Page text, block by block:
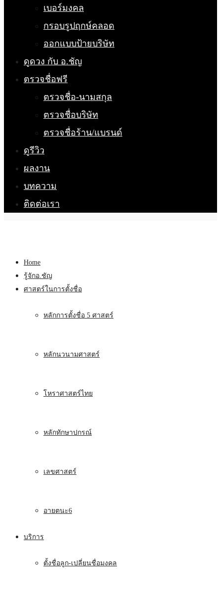
เบอร์มงคล
กรอบรูปฤกษ์คลอด
ออกแบบป้ายบริษัท
ดูดวง กับ อ.ชัญ
ตรวจชื่อฟรี
ตรวจชื่อ-นามสกุล
ตรวจชื่อบริษัท
ตรวจชื่อร้าน/แบรนด์
ดูรีวิว
ผลงาน
บทความ
ติดต่อเรา
Home
รู้จักอ.ชัญ
ศาสตร์ในการตั้งชื่อ
หลักการตั้งชื่อ 5 ศาสตร์
หลักนวนามศาสตร์
โหราศาสตร์ไทย
หลักทักษาปกรณ์
เลขศาสตร์
อายตนะ6
บริการ
ตั้งชื่อลูก-เปลี่ยนชื่อมงคล